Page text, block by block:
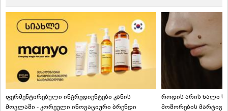
ფერმენტირებული ინგრედიენტები კანის
მოვლაში - კორეული ინოვაციური ბრენდი
როდის არის ხალი
მოშორების